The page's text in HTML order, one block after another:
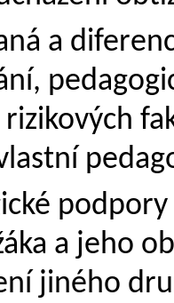
a
rizikových
podpory
a jeho
jiného